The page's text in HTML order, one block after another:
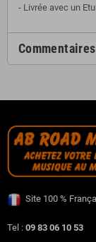
- Livrée avec un Etui
Commentaires
Site 100 %
Tel : 09 83 06 10 53